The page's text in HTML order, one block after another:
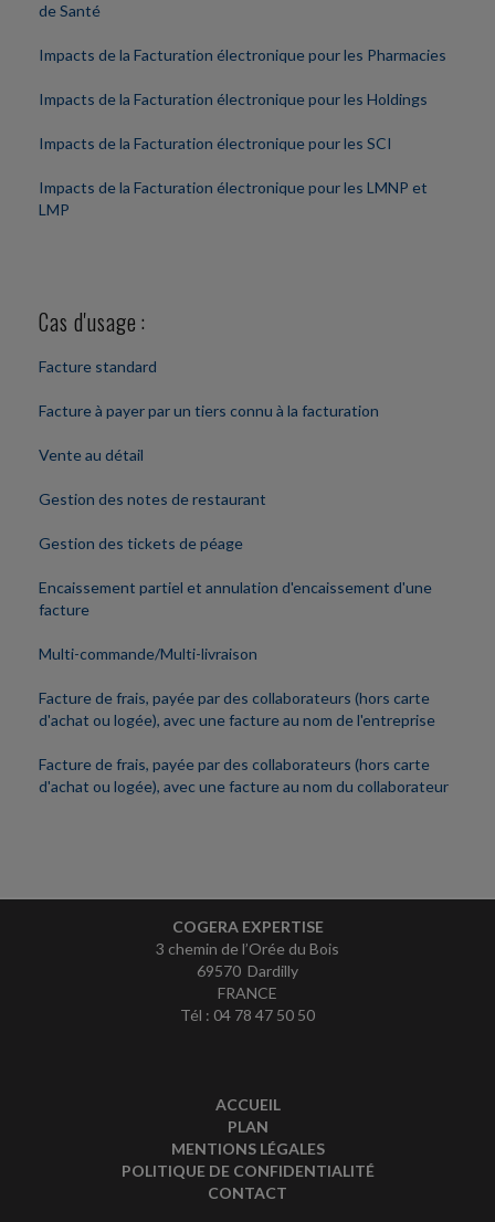
de Santé
Impacts de la Facturation électronique pour les Pharmacies
Impacts de la Facturation électronique pour les Holdings
Impacts de la Facturation électronique pour les SCI
Impacts de la Facturation électronique pour les LMNP et
LMP
Cas d'usage :
Facture standard
Facture à payer par un tiers connu à la facturation
Vente au détail
Gestion des notes de restaurant
Gestion des tickets de péage
Encaissement partiel et annulation d'encaissement d'une
facture
Multi-commande/Multi-livraison
Facture de frais, payée par des collaborateurs (hors carte
d'achat ou logée), avec une facture au nom de l'entreprise
Facture de frais, payée par des collaborateurs (hors carte
d'achat ou logée), avec une facture au nom du collaborateur
COGERA EXPERTISE
3 chemin de l’Orée du Bois
69570 Dardilly
FRANCE
Tél : 04 78 47 50 50
ACCUEIL
PLAN
MENTIONS LÉGALES
POLITIQUE DE CONFIDENTIALITÉ
CONTACT